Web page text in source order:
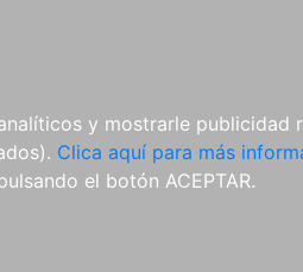
y mostrarle
Clica aquí para más
el botón ACEPTAR.
REVISTAS
CDS Y
DVDS